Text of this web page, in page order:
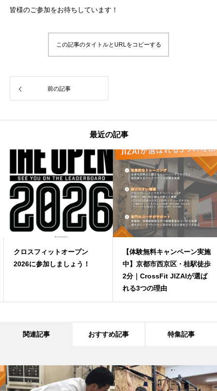
皆様のご参加をお待ちしています！
この記事のタイトルとURLをコピーする
前の記事
最近の記事
クロスフィットオープン
2026に参加しましょう！
【体験無料キャンペーン実施
中】京都市西京区・桂駅徒歩
2分｜CrossFit JIZAIが選ば
れる3つの理由
関連記事 おすすめ記事 特集記事